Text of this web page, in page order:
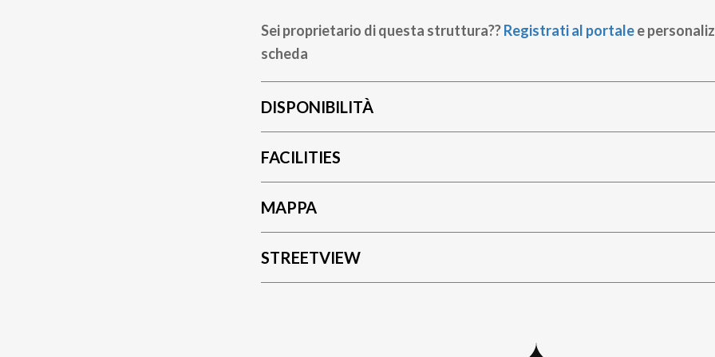
Sei proprietario di questa struttura??Registrati al portalee
scheda
DISPONIBILITÀ
FACILITIES
MAPPA
STREETVIEW